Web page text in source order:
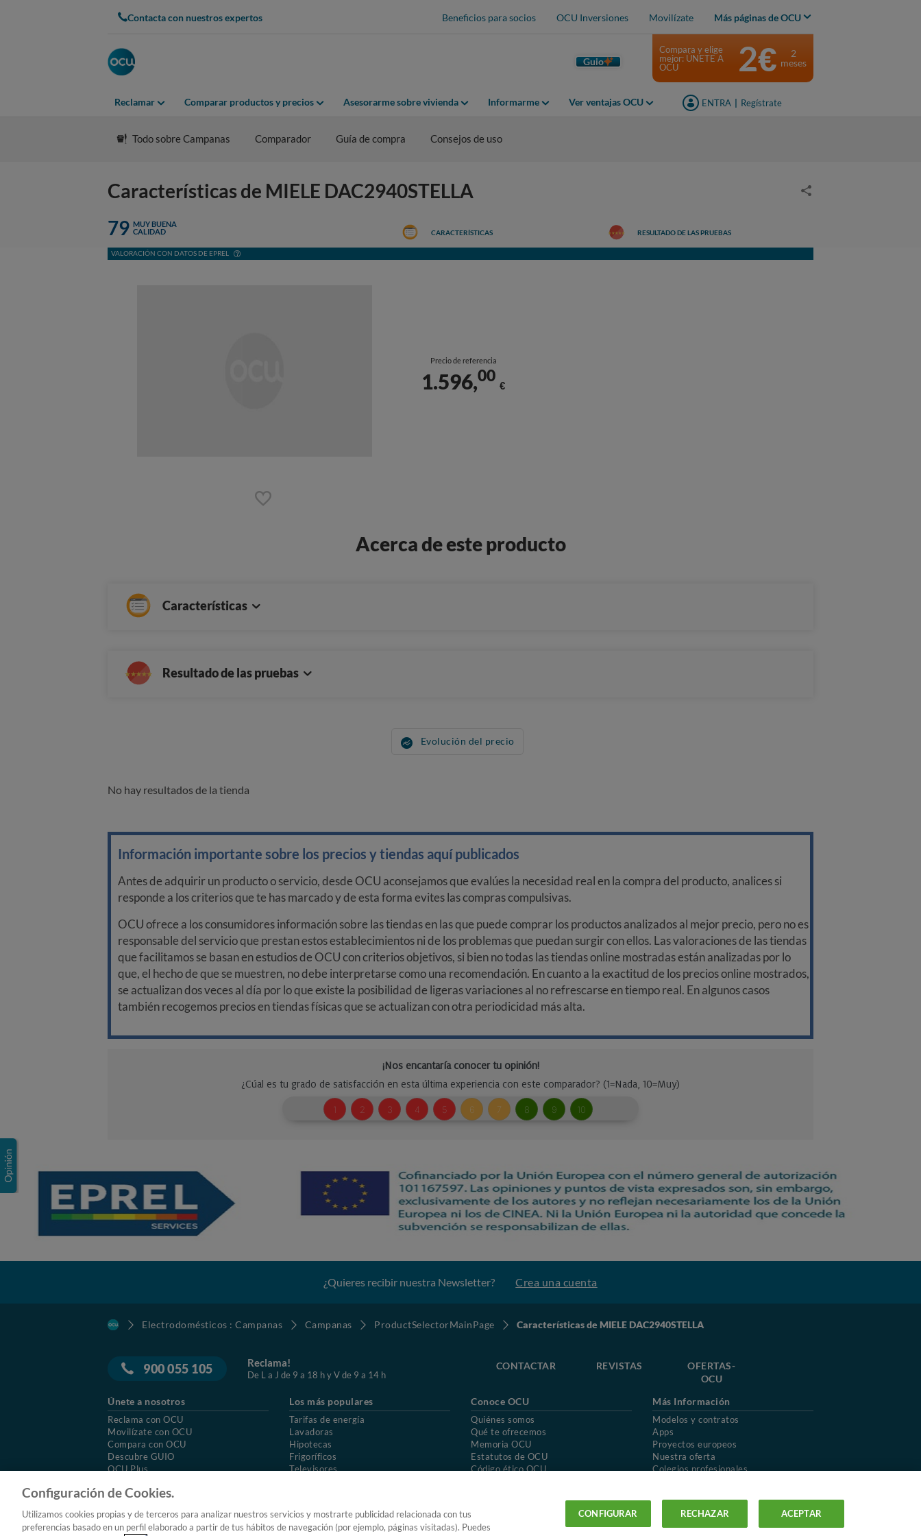
Contacta con nuestros expertos Beneficios para socios OCU Inversiones Movilízate Más páginas de OCU
Guio
Reclamar Comparar productos y precios Asesorarme sobre vivienda Informarme Ver ventajas OCU ENTRA Regístrate
Compara y elige
mejor: ÚNETE A
OCU
2€
2
meses
Todo sobre Campanas Comparador Guía de compra Consejos de uso
Características de MIELE DAC2940STELLA
79 MUY BUENA
CALIDAD
VALORACIÓN CON DATOS DE EPREL
CARACTERÍSTICAS RESULTADO DE LAS PRUEBAS
Precio de referencia
1.596,00
€
Acerca de este producto
Características
Resultado de las pruebas
Evolución del precio
No hay resultados de la tienda
Información importante sobre los precios y tiendas aquí publicados
Antes de adquirir un producto o servicio, desde OCU aconsejamos que evalúes la necesidad real en la compra del producto, analices si
responde a los criterios que te has marcado y de esta forma evites las compras compulsivas.
OCU ofrece a los consumidores información sobre las tiendas en las que puede comprar los productos analizados al mejor precio, pero no es
responsable del servicio que prestan estos establecimientos ni de los problemas que puedan surgir con ellos. Las valoraciones de las tiendas
que facilitamos se basan en estudios de OCU con criterios objetivos, si bien no todas las tiendas online mostradas están analizadas por lo
que, el hecho de que se muestren, no debe interpretarse como una recomendación. En cuanto a la exactitud de los precios online mostrados,
se actualizan dos veces al día por lo que existe la posibilidad de ligeras variaciones al no refrescarse en tiempo real. En algunos casos
también recogemos precios en tiendas físicas que se actualizan con otra periodicidad más alta.
¿Quieres recibir nuestra Newsletter? Crea una cuenta
Electrodomésticos : Campanas Campanas ProductSelectorMainPage Características de MIELE DAC2940STELLA
900 055 105 Reclama!
De L a J de 9 a 18 h y V de 9 a 14 h
CONTACTAR REVISTAS
OFERTAS-
OCU
Únete a nosotros
Reclama con OCU
Movilízate con OCU
Compara con OCU
Descubre GUIO
OCU Plus
Los más populares
Tarifas de energía
Lavadoras
Hipotecas
Frigoríficos
Televisores
Conoce OCU
Quiénes somos
Qué te ofrecemos
Memoria OCU
Estatutos de OCU
Código ético OCU
Más Información
Modelos y contratos
Apps
Proyectos europeos
Nuestra oferta
Colegios profesionales
Uso del nombre y de los signos de OCU
Aviso Legal
Política de cookies
Configuración de Cookies.
Utilizamos cookies propias y de terceros para analizar nuestros servicios y mostrarte publicidad relacionada con tus
preferencias basado en un perfil elaborado a partir de tus hábitos de navegación (por ejemplo, páginas visitadas). Puedes
CONFIGURAR RECHAZAR ACEPTAR